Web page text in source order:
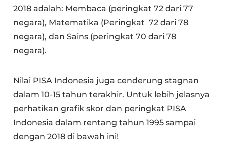
2018 adalah: Membaca (peringkat 72 dari 77
negara), Matematika (Peringkat 72 dari 78
negara), dan Sains (peringkat 70 dari 78
negara).
Nilai PISA Indonesia juga cenderung stagnan
dalam 10-15 tahun terakhir. Untuk lebih jelasnya
perhatikan grafik skor dan peringkat PISA
Indonesia dalam rentang tahun 1995 sampai
dengan 2018 di bawah ini!